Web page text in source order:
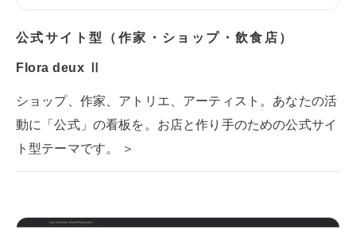
公式サイト型（作家・ショップ・飲食店）
Flora deux Ⅱ
ショップ、作家、アトリエ、アーティスト。あなたの活
動に「公式」の看板を。お店と作り手のための公式サイ
ト型テーマです。 ＞